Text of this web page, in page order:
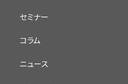
セミナー
コラム
ニュース